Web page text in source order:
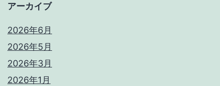
アーカイブ
2026年6月
2026年5月
2026年3月
2026年1月